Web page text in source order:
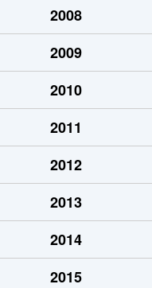
580万円 深日港
220万円 深日港
250万円 深日港
950万円 深日町
100万円 深日町
250万円 深日町
1万円 深日町
2008
2009
2010
2011
2012
2013
2014
2015